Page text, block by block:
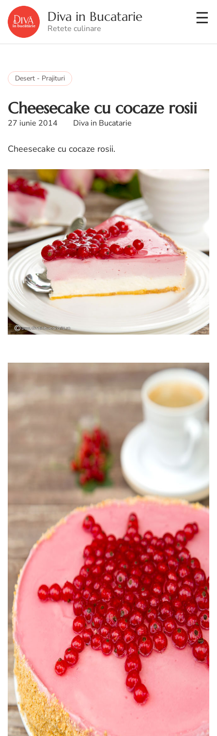
Diva in Bucatarie
Retete culinare
Desert - Prajituri
Cheesecake cu cocaze rosii
27 iunie 2014 Diva in Bucatarie
Cheesecake cu cocaze rosii.